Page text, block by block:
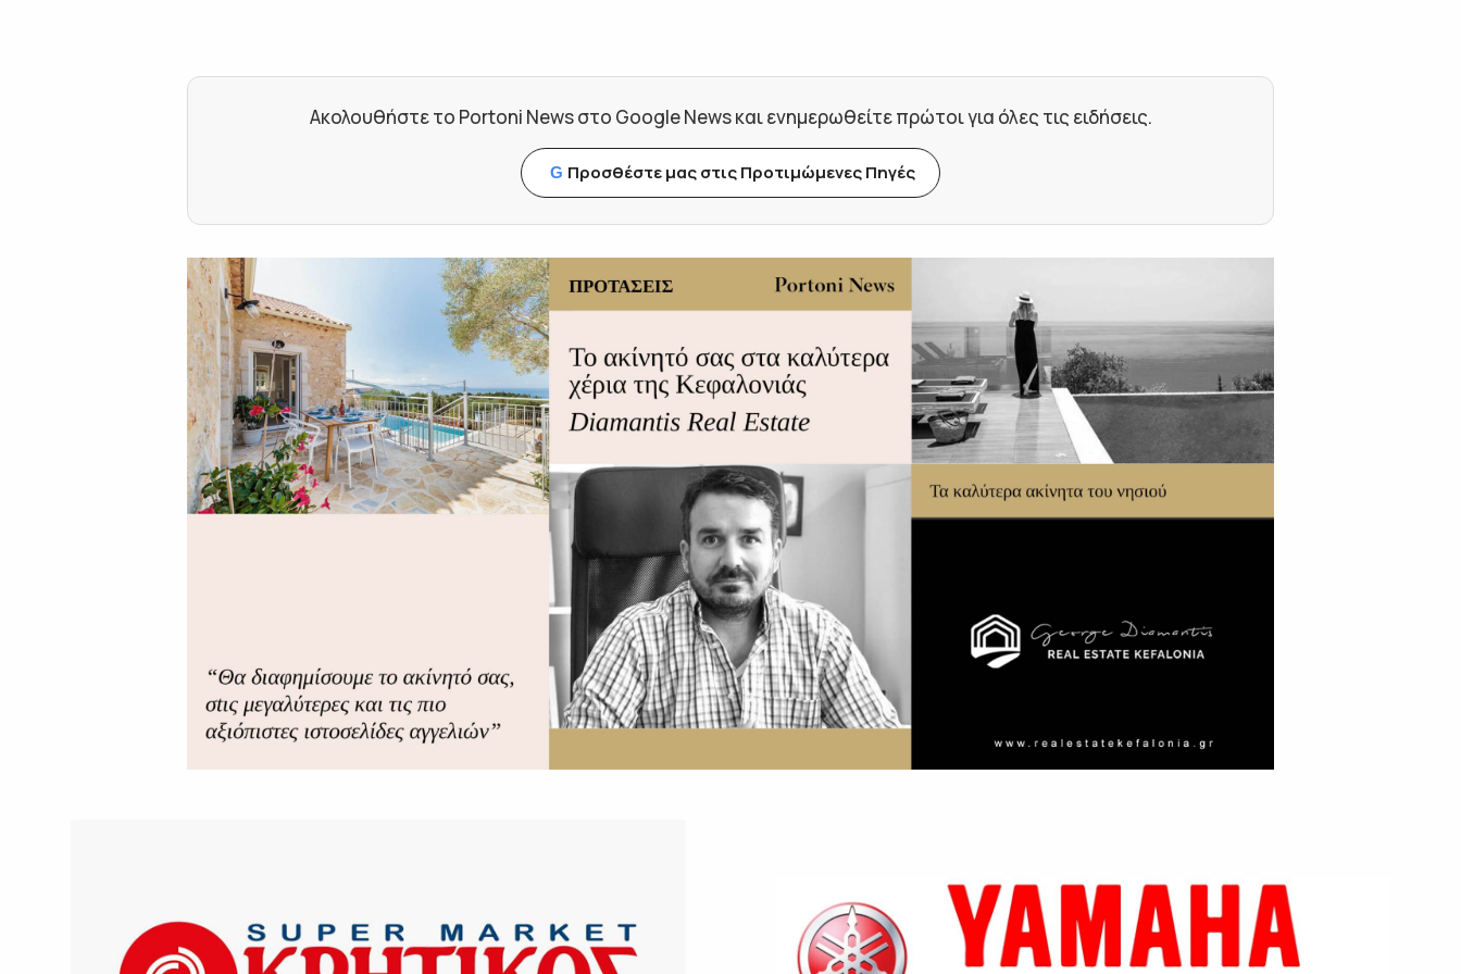
Ακολουθήστε το Portoni News στο Google News και ενημερωθείτε πρώτοι για όλες τις ειδήσεις.
G Προσθέστε μας στις Προτιμώμενες Πηγές